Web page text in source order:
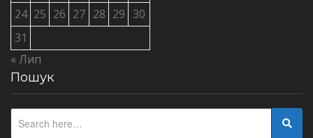
24 25 26 27 28 29 30
31
« Лип
Пошук